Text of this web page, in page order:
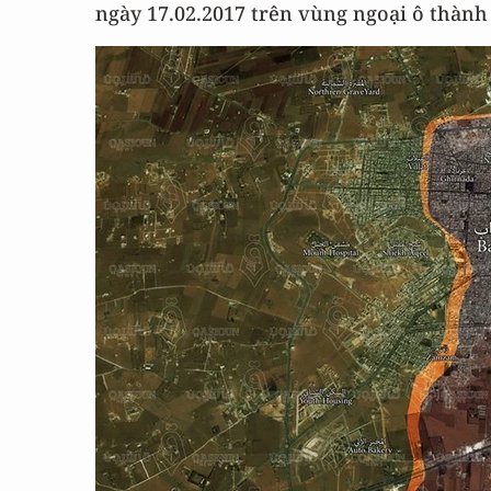
ngày 17.02.2017 trên vùng ngoại ô